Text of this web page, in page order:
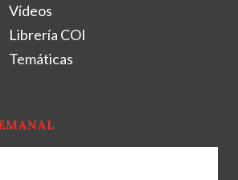
Vídeos
Librería COI
Temáticas